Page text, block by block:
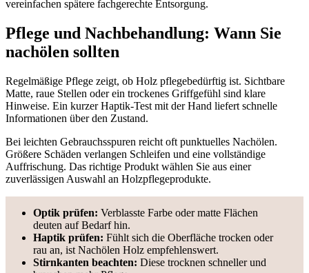
vereinfachen spätere fachgerechte Entsorgung.
Pflege und Nachbehandlung: Wann Sie
nachölen sollten
Regelmäßige Pflege zeigt, ob Holz pflegebedürftig ist. Sichtbare
Matte, raue Stellen oder ein trockenes Griffgefühl sind klare
Hinweise. Ein kurzer Haptik-Test mit der Hand liefert schnelle
Informationen über den Zustand.
Bei leichten Gebrauchsspuren reicht oft punktuelles Nachölen.
Größere Schäden verlangen Schleifen und eine vollständige
Auffrischung. Das richtige Produkt wählen Sie aus einer
zuverlässigen Auswahl an Holzpflegeprodukte.
Optik prüfen: Verblasste Farbe oder matte Flächen
deuten auf Bedarf hin.
Haptik prüfen: Fühlt sich die Oberfläche trocken oder
rau an, ist Nachölen Holz empfehlenswert.
Stirnkanten beachten: Diese trocknen schneller und